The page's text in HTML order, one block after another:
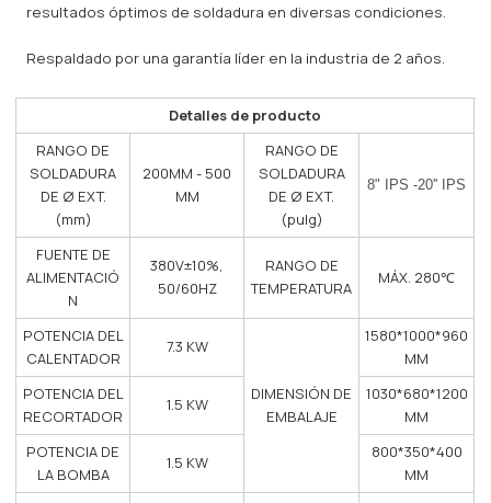
resultados óptimos de soldadura en diversas condiciones.
Respaldado por una garantía líder en la industria de 2 años.
Detalles de producto
RANGO DE
SOLDADURA
DE Ø EXT.
(mm)
200MM - 500
MM
RANGO DE
SOLDADURA
DE Ø EXT.
(pulg)
8" IPS -20'' IPS
FUENTE DE
ALIMENTACIÓ
N
380V±10%,
50/60HZ
RANGO DE
TEMPERATURA
MÁX. 280℃
POTENCIA DEL
CALENTADOR
7.3 KW
DIMENSIÓN DE
EMBALAJE
1580*1000*960
MM
POTENCIA DEL
RECORTADOR
1.5 KW
1030*680*1200
MM
POTENCIA DE
LA BOMBA
1.5 KW
800*350*400
MM